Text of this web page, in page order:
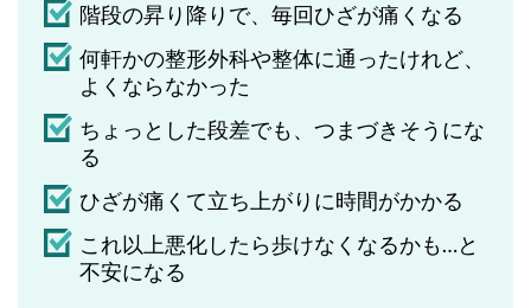
階段の昇り降りで、毎回ひざが痛くなる
何軒かの整形外科や整体に通ったけれど、
よくならなかった
ちょっとした段差でも、つまづきそうにな
る
ひざが痛くて立ち上がりに時間がかかる
これ以上悪化したら歩けなくなるかも…と
不安になる